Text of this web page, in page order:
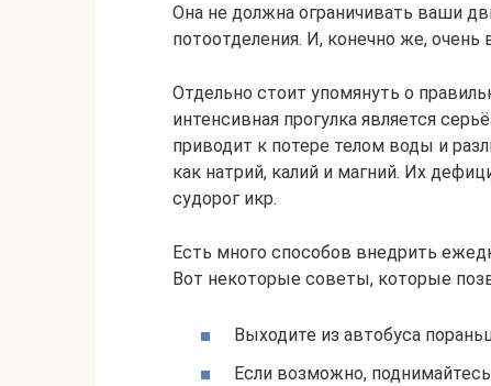
Она не должна ограничивать ваши
потоотделения. И, конечно же,
Отдельно стоит упомянуть о
интенсивная прогулка является
приводит к потере телом воды и
как натрий, калий и магний. Их
судорог икр.
Есть много способов внедрить
Вот некоторые советы, которые
Выходите из автобуса
Если возможно,